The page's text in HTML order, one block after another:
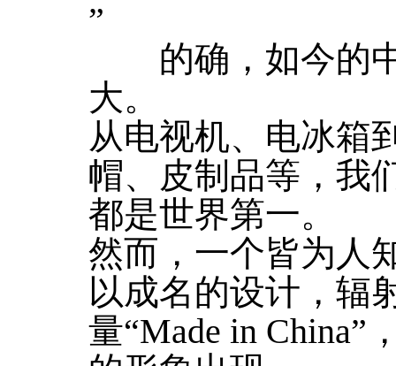
”
的确，如今的中
大。
从电视机、电冰箱
帽、皮制品等，我
都是世界第一。
然而，一个皆为人
以成名的设计，辐
量“Made in China”